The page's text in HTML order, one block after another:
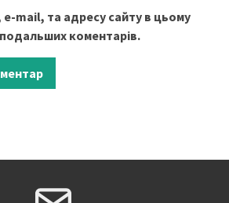
e-mail, та адресу сайту в цьому
подальших коментарів.